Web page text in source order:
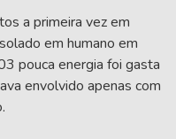
a primeira vez em
em humano em
pouca energia foi gasta
envolvido apenas com